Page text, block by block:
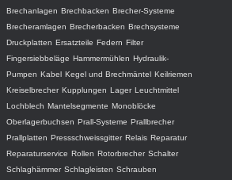
Brechanlagen Brechbacken Brecher-Systeme
Brecheramlagen Brecherbacken Brechsysteme
Druckplatten Ersatzteile Federn Filter
Fingersiebbeläge Hammermühlen Hydraulik-
Pumpen Kabel Kegel und Brechmäntel Keilriemen
Kreiselbrecher Kupplungen Lager Leuchtmittel
Lochblech Mantelsegmente Monoblöcke
Oberlagerbuchsen Prall-Systeme Prallbrecher
Prallplatten Pressschweissgitter Relais Reparatur
Reparaturservice Rollen Rotorbrecher Schalter
Schlaghämmer Schlagleisten Schrauben